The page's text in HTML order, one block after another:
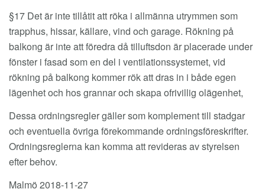
§17 Det är inte tillåtit att röka i allmänna utrymmen som
trapphus, hissar, källare, vind och garage. Rökning på
balkong är inte att föredra då tilluftsdon är placerade under
fönster i fasad som en del i ventilationssystemet, vid
rökning på balkong kommer rök att dras in i både egen
lägenhet och hos grannar och skapa ofrivillig olägenhet,
Dessa ordningsregler gäller som komplement till stadgar
och eventuella övriga förekommande ordningsföreskrifter.
Ordningsreglerna kan komma att revideras av styrelsen
efter behov.
Malmö 2018-11-27